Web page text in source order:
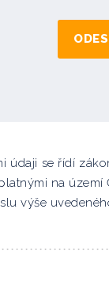
údaji se řídí
na území
výše